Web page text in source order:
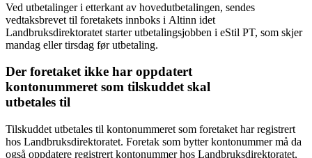
Ved utbetalinger i etterkant av hovedutbetalingen, sendes
vedtaksbrevet til foretakets innboks i Altinn idet
Landbruksdirektoratet starter utbetalingsjobben i eStil PT, som skjer
mandag eller tirsdag før utbetaling.
Der foretaket ikke har oppdatert
kontonummeret som tilskuddet skal
utbetales til
Tilskuddet utbetales til kontonummeret som foretaket har registrert
hos Landbruksdirektoratet. Foretak som bytter kontonummer må da
også oppdatere registrert kontonummer hos Landbruksdirektoratet,